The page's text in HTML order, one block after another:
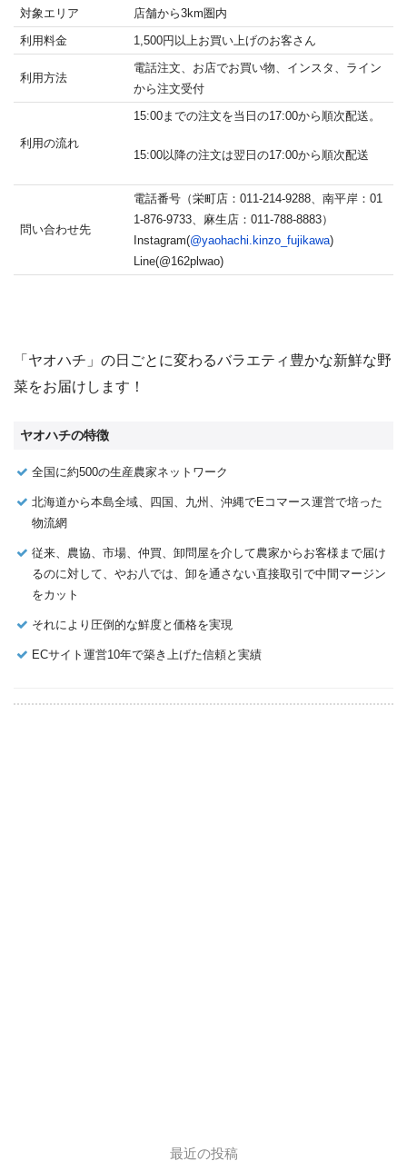
対象エリア
店舗から3km圏内
利用料金
1,500円以上お買い上げのお客さん
利用方法
電話注文、お店でお買い物、インスタ、ライン
から注文受付
利用の流れ
15:00までの注文を当日の17:00から順次配送。
15:00以降の注文は翌日の17:00から順次配送
問い合わせ先
電話番号（栄町店：011-214-9288、南平岸：01
1-876-9733、麻生店：011-788-8883）
Instagram(@yaohachi.kinzo_fujikawa)
Line(@162plwao)
「ヤオハチ」の日ごとに変わるバラエティ豊かな新鮮な野
菜をお届けします！
ヤオハチの特徴
全国に約500の生産農家ネットワーク
北海道から本島全域、四国、九州、沖縄でEコマース運営で培った
物流網
従来、農協、市場、仲買、卸問屋を介して農家からお客様まで届け
るのに対して、やお八では、卸を通さない直接取引で中間マージン
をカット
それにより圧倒的な鮮度と価格を実現
ECサイト運営10年で築き上げた信頼と実績
最近の投稿